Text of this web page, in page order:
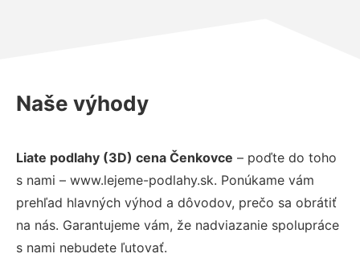
Naše výhody
Liate podlahy (3D) cena Čenkovce – poďte do toho
s nami – www.lejeme-podlahy.sk. Ponúkame vám
prehľad hlavných výhod a dôvodov, prečo sa obrátiť
na nás. Garantujeme vám, že nadviazanie spolupráce
s nami nebudete ľutovať.